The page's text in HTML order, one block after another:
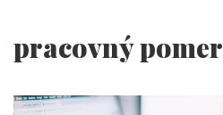
pracovný pomer